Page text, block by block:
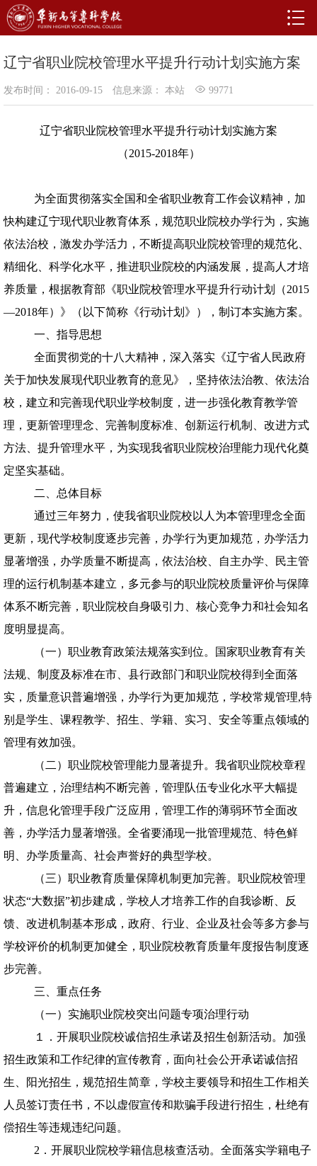
辽宁省职业院校管理水平提升行动计划实施方案
发布时间： 2016-09-15 信息来源： 本站 99771
辽宁省职业院校管理水平提升行动计划实施方案
（2015-2018年）
为全面贯彻落实全国和全省职业教育工作会议精神，加
快构建辽宁现代职业教育体系，规范职业院校办学行为，实施
依法治校，激发办学活力，不断提高职业院校管理的规范化、
精细化、科学化水平，推进职业院校的内涵发展，提高人才培
养质量，根据教育部《职业院校管理水平提升行动计划（2015
—2018年）》（以下简称《行动计划》），制订本实施方案。
一、指导思想
全面贯彻党的十八大精神，深入落实《辽宁省人民政府
关于加快发展现代职业教育的意见》，坚持依法治教、依法治
校，建立和完善现代职业学校制度，进一步强化教育教学管
理，更新管理理念、完善制度标准、创新运行机制、改进方式
方法、提升管理水平，为实现我省职业院校治理能力现代化奠
定坚实基础。
二、总体目标
通过三年努力，使我省职业院校以人为本管理理念全面
更新，现代学校制度逐步完善，办学行为更加规范，办学活力
显著增强，办学质量不断提高，依法治校、自主办学、民主管
理的运行机制基本建立，多元参与的职业院校质量评价与保障
体系不断完善，职业院校自身吸引力、核心竞争力和社会知名
度明显提高。
（一）职业教育政策法规落实到位。国家职业教育有关
法规、制度及标准在市、县行政部门和职业院校得到全面落
实，质量意识普遍增强，办学行为更加规范，学校常规管理,特
别是学生、课程教学、招生、学籍、实习、安全等重点领域的
管理有效加强。
（二）职业院校管理能力显著提升。我省职业院校章程
普遍建立，治理结构不断完善，管理队伍专业化水平大幅提
升，信息化管理手段广泛应用，管理工作的薄弱环节全面改
善，办学活力显著增强。全省要涌现一批管理规范、特色鲜
明、办学质量高、社会声誉好的典型学校。
（三）职业教育质量保障机制更加完善。职业院校管理
状态“大数据”初步建成，学校人才培养工作的自我诊断、反
馈、改进机制基本形成，政府、行业、企业及社会等多方参与
学校评价的机制更加健全，职业院校教育质量年度报告制度逐
步完善。
三、重点任务
（一）实施职业院校突出问题专项治理行动
１．开展职业院校诚信招生承诺及招生创新活动。加强
招生政策和工作纪律的宣传教育，面向社会公开承诺诚信招
生、阳光招生，规范招生简章，学校主要领导和招生工作相关
人员签订责任书，不以虚假宣传和欺骗手段进行招生，杜绝有
偿招生等违规违纪问题。
2．开展职业院校学籍信息核查活动。全面落实学籍电子